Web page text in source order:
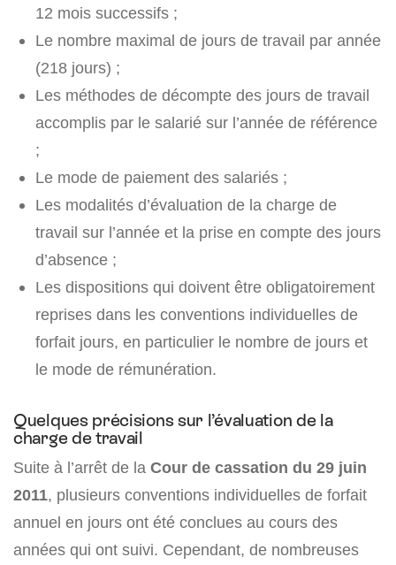
12 mois successifs ;
Le nombre maximal de jours de travail par année
(218 jours) ;
Les méthodes de décompte des jours de travail
accomplis par le salarié sur l’année de référence
;
Le mode de paiement des salariés ;
Les modalités d’évaluation de la charge de
travail sur l’année et la prise en compte des jours
d’absence ;
Les dispositions qui doivent être obligatoirement
reprises dans les conventions individuelles de
forfait jours, en particulier le nombre de jours et
le mode de rémunération.
Quelques précisions sur l’évaluation de la
charge de travail
Suite à l’arrêt de la Cour de cassation du 29 juin
2011, plusieurs conventions individuelles de forfait
annuel en jours ont été conclues au cours des
années qui ont suivi. Cependant, de nombreuses